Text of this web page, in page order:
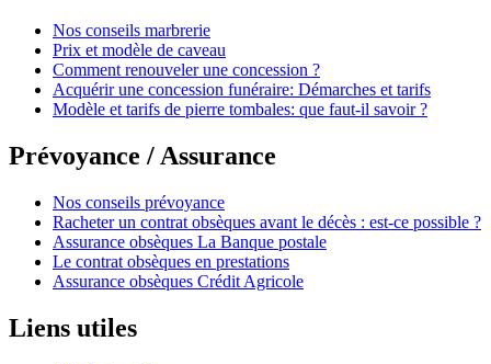
Nos conseils marbrerie
Prix et modèle de caveau
Comment renouveler une concession ?
Acquérir une concession funéraire: Démarches et tarifs
Modèle et tarifs de pierre tombales: que faut-il savoir ?
Prévoyance / Assurance
Nos conseils prévoyance
Racheter un contrat obsèques avant le décès : est-ce possible ?
Assurance obsèques La Banque postale
Le contrat obsèques en prestations
Assurance obsèques Crédit Agricole
Liens utiles